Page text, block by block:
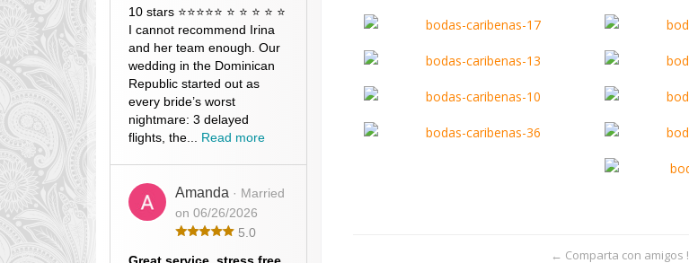
← Comparta con amigos !
10 stars ⭐⭐⭐⭐⭐ ⭐ ⭐ ⭐ ⭐ ⭐
I cannot recommend Irina
and her team enough. Our
wedding in the Dominican
Republic started out as
every bride’s worst
nightmare: 3 delayed
flights, the... Read more
Amanda · Married
on 06/26/2026
5.0